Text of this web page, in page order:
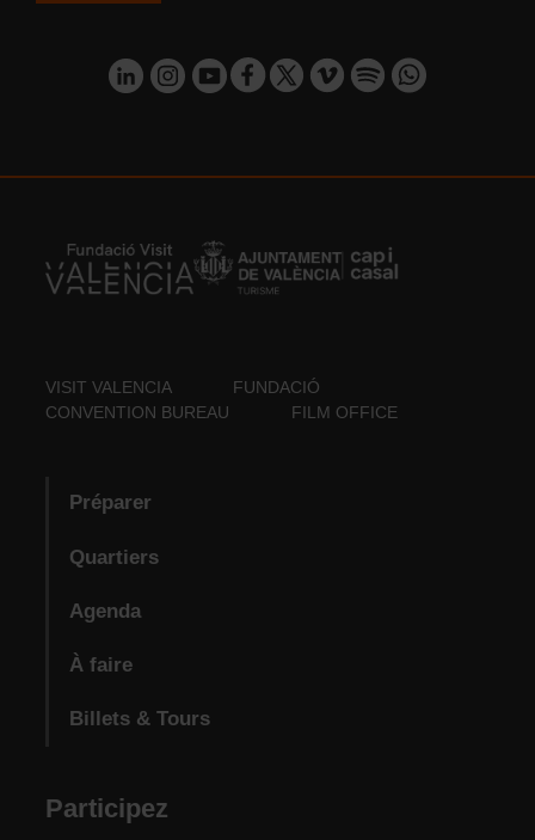
VISIT VALENCIA
FUNDACIÓ
CONVENTION BUREAU
FILM OFFICE
Préparer
Quartiers
Agenda
À faire
Billets & Tours
Participez